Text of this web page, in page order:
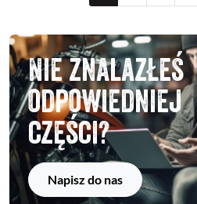
Nie znalazłeś
odpowiedniej
części?
Napisz do nas